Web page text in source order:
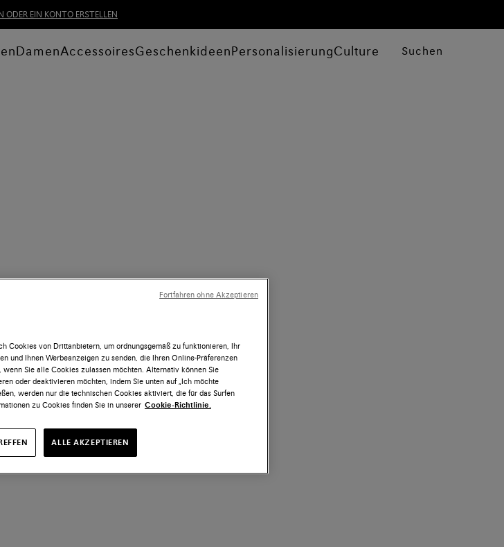
ODER EIN KONTO ERSTELLEN
DamenAccessoiresGeschenkideenPersonalisierungCulture Suchen
Cookies von Drittanbietern, um ordnungsgemäß zu funktionieren, Ihr
und Ihnen Werbeanzeigen zu senden, die Ihren Online-Präferenzen
Sie alle Cookies zulassen möchten. Alternativ können Sie
oder deaktivieren möchten, indem Sie unten auf „Ich möchte
werden nur die technischen Cookies aktiviert, die für das Surfen
zu Cookies finden Sie in unserer Cookie-Richtlinie.
ALLE AKZEPTIEREN
Fortfahren ohne Akzeptieren